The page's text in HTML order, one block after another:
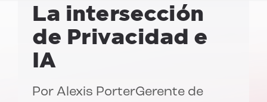
La intersección
de Privacidad e
IA
Por Alexis PorterGerente de